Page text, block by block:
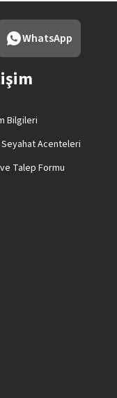
WhatsApp
Bilgileri
Acenteleri
Talep Formu